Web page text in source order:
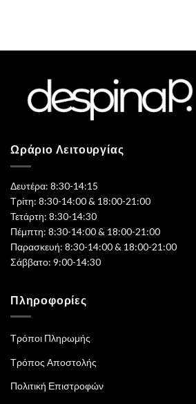
Ωράριο Λειτουργίας
Δευτέρα: 8:30-14:15
Τρίτη: 8:30-14:00 & 18:00-21:00
Τετάρτη: 8:30-14:30
Πέμπτη: 8:30-14:00 & 18:00-21:00
Παρασκευή: 8:30-14:00 & 18:00-21:00
Σάββατο: 9:00-14:30
Πληροφορίες
Τρόποι Πληρωμής
Τρόπος Αποστολής
Πολιτική Επιστροφών